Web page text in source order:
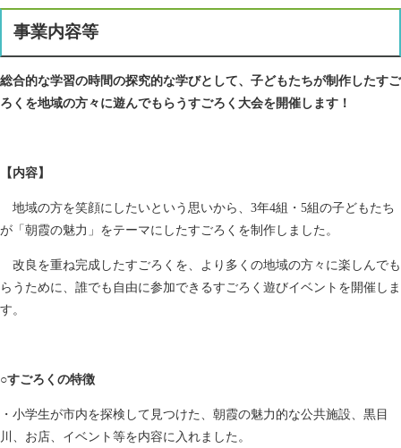
事業内容等​
総合的な学習の時間の探究的な学びとして、子どもたちが制作したすご
ろくを地域の方々に遊んでもらうすごろく大会を開催します！
【内容】
地域の方を笑顔にしたいという思いから、3年4組・5組の子どもたち
が「朝霞の魅力」をテーマにしたすごろくを制作しました。
改良を重ね完成したすごろくを、より多くの地域の方々に楽しんでも
らうために、誰でも自由に参加できるすごろく遊びイベントを開催しま
す。
○すごろくの特徴
・小学生が市内を探検して見つけた、朝霞の魅力的な公共施設、黒目
川、お店、イベント等を内容に入れました。